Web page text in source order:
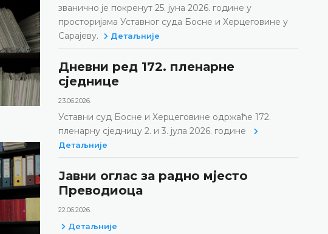
званично је покренут 25. јуна 2026. године у
просторијама Уставног суда Босне и Херцеговине у
Сарајеву.
Детаљније
Дневни ред 172. пленарне
сједнице
23.06.2026.
Уставни суд Босне и Херцеговине одржаће 172.
пленарну сједницу 2. и 3. јула 2026. године
Детаљније
Јавни оглас за радно мјесто
Преводиоца
22.06.2026.
Детаљније